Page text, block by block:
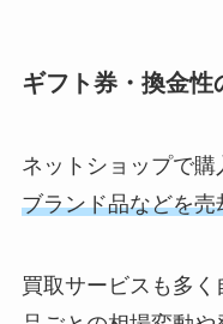
ギフト券・換金性
ネットショップで購
ブランド品などを売
買取サービスも多